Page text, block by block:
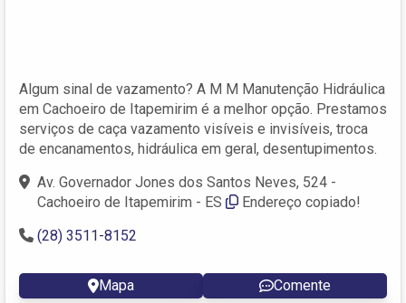
Algum sinal de vazamento? A M M Manutenção Hidráulica
em Cachoeiro de Itapemirim é a melhor opção. Prestamos
serviços de caça vazamento visíveis e invisíveis, troca
de encanamentos, hidráulica em geral, desentupimentos.
Av. Governador Jones dos Santos Neves, 524 -
Cachoeiro de Itapemirim - ES
Endereço copiado!
(28) 3511-8152
Mapa Comente